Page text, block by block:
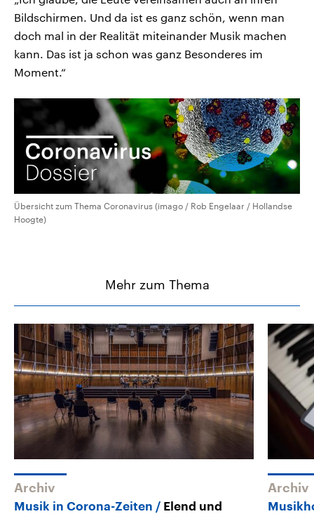
Bildschirmen. Und da ist es ganz schön, wenn man
doch mal in der Realität miteinander Musik machen
kann. Das ist ja schon was ganz Besonderes im
Moment.“
Übersicht zum Thema Coronavirus (imago / Rob Engelaar / Hollandse
Hoogte)
Mehr zum Thema
Archiv
Musik in Corona-Zeiten
Elend und
Archiv